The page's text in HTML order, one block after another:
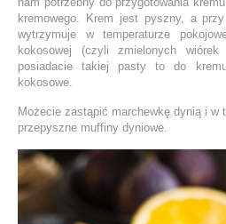
kremowego. Krem jest pyszny, a
wytrzymuje w temperaturze
kokosowej (czyli zmielonych
posiadacie takiej pasty to do
kokosowe.
Możecie zastąpić marchewkę dynią i w
przepyszne muffiny dyniowe.